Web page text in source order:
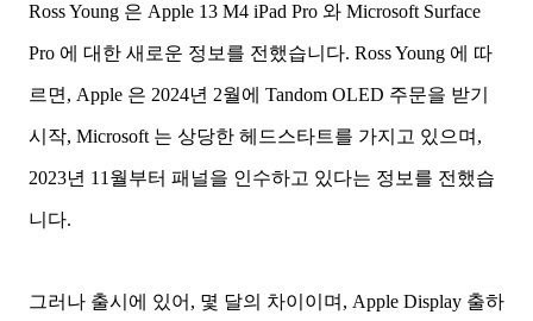
Ross Young 은 Apple 13 M4 iPad Pro 와 Microsoft Surface
Pro 에 대한 새로운 정보를 전했습니다. Ross Young 에 따
르면, Apple 은 2024년 2월에 Tandom OLED 주문을 받기
시작, Microsoft 는 상당한 헤드스타트를 가지고 있으며,
2023년 11월부터 패널을 인수하고 있다는 정보를 전했습
니다.
그러나 출시에 있어, 몇 달의 차이이며, Apple Display 출하